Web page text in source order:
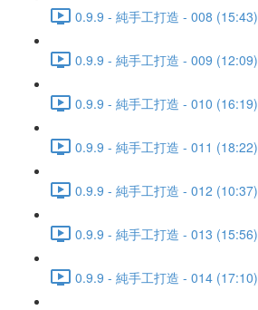
0.9.9 - 純手工打造 - 008 (15:43)
0.9.9 - 純手工打造 - 009 (12:09)
0.9.9 - 純手工打造 - 010 (16:19)
0.9.9 - 純手工打造 - 011 (18:22)
0.9.9 - 純手工打造 - 012 (10:37)
0.9.9 - 純手工打造 - 013 (15:56)
0.9.9 - 純手工打造 - 014 (17:10)